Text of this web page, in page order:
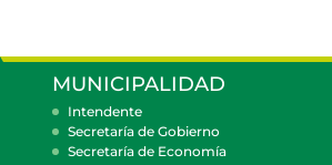
MUNICIPALIDAD
Intendente
Secretaría de Gobierno
Secretaría de Economía